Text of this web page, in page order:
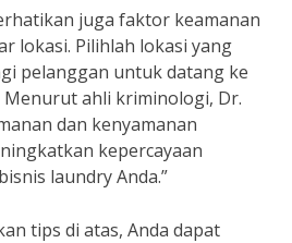
juga faktor keamanan
lokasi. Pilihlah lokasi yang
pelanggan untuk datang ke
Menurut ahli kriminologi, Dr.
dan kenyamanan
kepercayaan
laundry Anda.”
tips di atas, Anda dapat